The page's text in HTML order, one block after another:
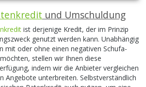
und Umschuldung
ist derjenige Kredit, der im Prinzip
genutzt werden kann. Unabhängig
mit oder ohne einen negativen Schufa-
stellen wir Ihnen diese
indem wir die Anbieter vergleichen
Angebote unterbreiten. Selbstverständlich